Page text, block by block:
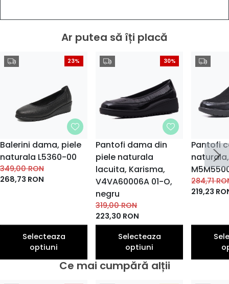
Ar putea să îți placă
23%
Balerini dama, piele
naturala L5360-00
349,00RON
268,73 RON
Selecteaza
optiuni
30%
Pantofi dama din
piele naturala
lacuita, Karisma,
V4VA60006A 01-O,
negru
319,00RON
223,30 RON
Selecteaza
optiuni
Pantofi
naturala,
284,71
219,23
Ce mai cumpără alții